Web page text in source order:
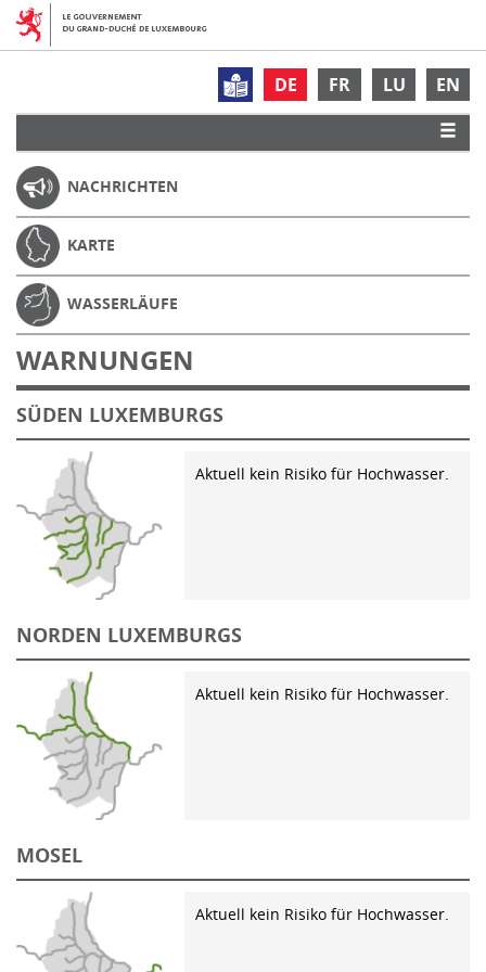
DE FR LU EN
NACHRICHTEN
KARTE
WASSERLÄUFE
WARNUNGEN
SÜDEN LUXEMBURGS
Aktuell kein Risiko für Hochwasser.
NORDEN LUXEMBURGS
Aktuell kein Risiko für Hochwasser.
MOSEL
Aktuell kein Risiko für Hochwasser.